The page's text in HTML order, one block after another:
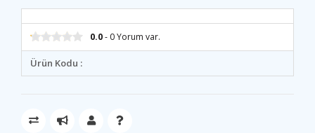
0.0- 0 Yorum var.
Ürün Kodu :